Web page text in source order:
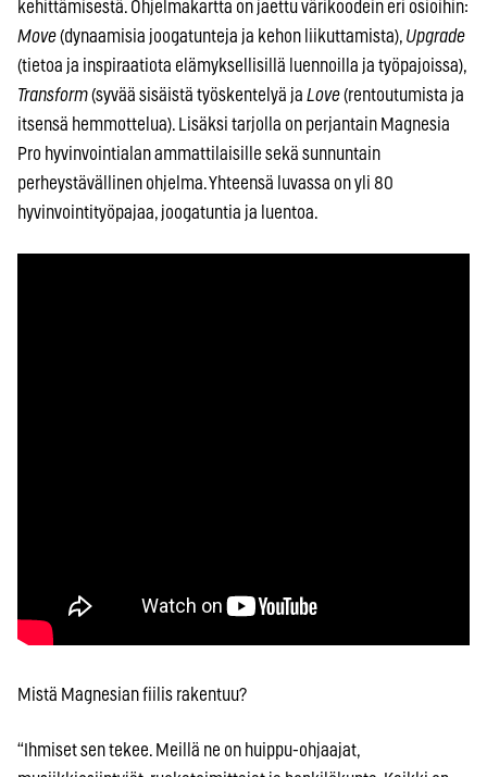
kehittämisestä. Ohjelmakartta on jaettu värikoodein eri osioihin:
Move(dynaamisia joogatunteja ja kehon liikuttamista), Upgrade
(tietoa ja inspiraatiota elämyksellisillä luennoilla ja työpajoissa),
Transform(syvää sisäistä työskentelyä ja Love(rentoutumista ja
itsensä hemmottelua). Lisäksi tarjolla on perjantain Magnesia
Pro hyvinvointialan ammattilaisille sekä sunnuntain
perheystävällinen ohjelma. Yhteensä luvassa on yli 80
hyvinvointityöpajaa, joogatuntia ja luentoa.
Mistä Magnesian fiilis rakentuu?
“Ihmiset sen tekee. Meillä ne on huippu-ohjaajat,